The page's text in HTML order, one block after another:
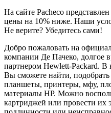
На сайте Pacheco
цены на 10% ниже. Наши
Не верите? Убедитесь сами!
Добро пожаловать на
компании Де Пачеко, долгое
партнером Hewlett-Packard. В
Вы сможете найти,
планшеты, принтеры, мфу,
материалы HP. Можно
картриджей или провести их